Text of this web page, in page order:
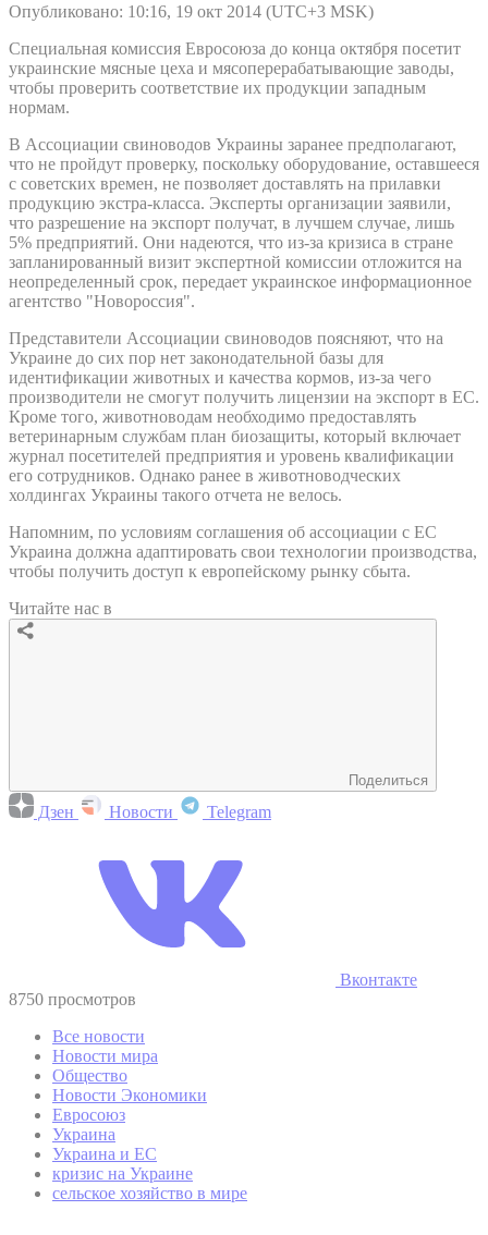
Опубликовано: 10:16, 19 окт 2014 (UTC+3 MSK)
Специальная комиссия Евросоюза до конца октября посетит
украинские мясные цеха и мясоперерабатывающие заводы,
чтобы проверить соответствие их продукции западным
нормам.
В Ассоциации свиноводов Украины заранее предполагают,
что не пройдут проверку, поскольку оборудование, оставшееся
с советских времен, не позволяет доставлять на прилавки
продукцию экстра-класса. Эксперты организации заявили,
что разрешение на экспорт получат, в лучшем случае, лишь
5% предприятий. Они надеются, что из-за кризиса в стране
запланированный визит экспертной комиссии отложится на
неопределенный срок, передает украинское информационное
агентство "Новороссия".
Представители Ассоциации свиноводов поясняют, что на
Украине до сих пор нет законодательной базы для
идентификации животных и качества кормов, из-за чего
производители не смогут получить лицензии на экспорт в ЕС.
Кроме того, животноводам необходимо предоставлять
ветеринарным службам план биозащиты, который включает
журнал посетителей предприятия и уровень квалификации
его сотрудников. Однако ранее в животноводческих
холдингах Украины такого отчета не велось.
Напомним, по условиям соглашения об ассоциации с ЕС
Украина должна адаптировать свои технологии производства,
чтобы получить доступ к европейскому рынку сбыта.
Читайте нас в
Поделиться
Дзен Новости Telegram
Вконтакте
8750 просмотров
Все новости
Новости мира
Общество
Новости Экономики
Евросоюз
Украина
Украина и ЕС
кризис на Украине
сельское хозяйство в мире